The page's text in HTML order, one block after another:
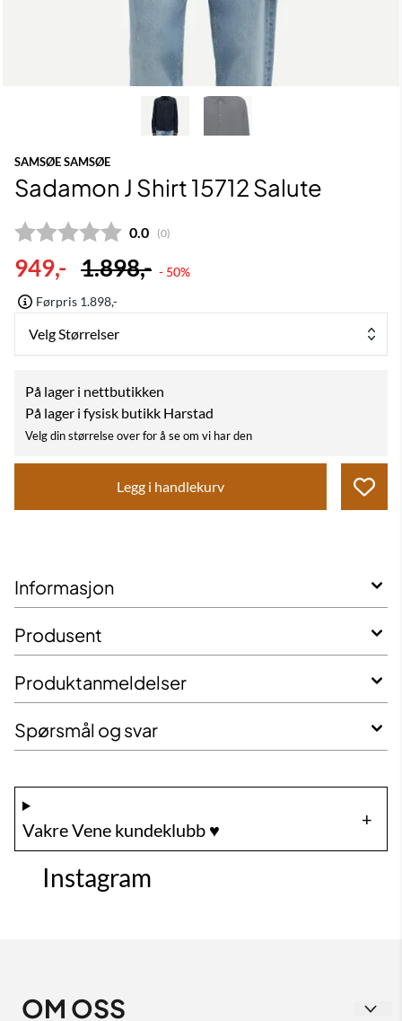
SAMSØE SAMSØE
Sadamon J Shirt 15712 Salute
Gjennomsnittskarakter:
0.0 (stemmer:
0)
949,- 1.898,- - 50%
Førpris 1.898,-
Velg Størrelser
På lager i nettbutikken
På lager i fysisk butikk Harstad
Velg din størrelse over for å se om vi har den
Legg i handlekurv
Informasjon
Produsent
Produktanmeldelser
Spørsmål og svar
Vakre Vene kundeklubb ♥️
Instagram
OM OSS